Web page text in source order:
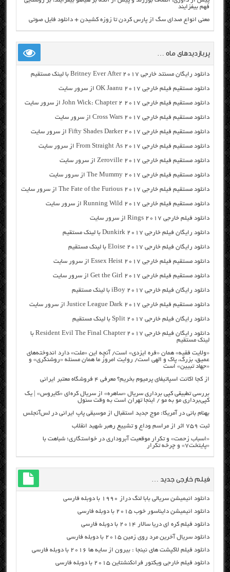
فهم بیفزایند
معنی انواع صدای سگ از پارس کردن تا زوزه کشیدن + دانلود فایل صوتی
پربازدیدهای ماه …
دانلود رایگان مسنتد خارجی Britney Ever After 2017 با لینک مستقیم
دانلود مستقیم فیلم خارجی OK Jaanu 2017 از سرور سایت
دانلود مستقیم فیلم خارجی John Wick: Chapter 2 2017 از سرور سایت
دانلود مستقیم فیلم خارجی Cross Wars 2017 از سرور سایت
دانلود مستقیم فیلم خارجی Fifty Shades Darker 2017 از سرور سایت
دانلود مستقیم فیلم خارجی From Straight As 2017 از سرور سایت
دانلود مستقیم فیلم خارجی Zeroville 2017 از سرور سایت
دانلود مستقیم فیلم خارجی The Mummy 2017 از سرور سایت
دانلود مستقیم فیلم خارجی The Fate of the Furious 2017 از سرور سایت
دانلود مستقیم فیلم خارجی Running Wild 2017 از سرور سایت
دانلود فیلم خارجی Rings 2017 از سرور سایت
دانلود رایگان فیلم خارجی Dunkirk 2017 با لینک مستقیم
دانلود رایگان فیلم خارجی Eloise 2017 با لینک مستقیم
دانلود مستقیم فیلم خارجی Essex Heist 2017 از سرور سایت
دانلود مستقیم فیلم خارجی Get the Girl 2017 از سرور سایت
دانلود رایگان فیلم خارجی iBoy 2017 با لینک مستقیم
دانلود مستقیم فیلم خارجی Justice League Dark 2017 از سرور سایت
دانلود رایگان فیلم خارجی Split 2017 با لینک مستقیم
دانلود رایگان فیلم خارجی Resident Evil The Final Chapter 2017 با
لینک مستقیم
«ولایت فقیه» همان «فره ایزدی» است/ آنچه این «ملت» دارد اندوخته‌های
عمیق، بزرگ، پاک و الهی است/ روایت امروز ما همان مسئله «روشنگری» و
«جهاد تبیین» است
از کجا اکانت اسپاتیفای پرمیوم بخریم؟ معرفی ۴ فروشگاه معتبر ایرانی
بررسی تطبیقی کپی برداری سریال «ساهره» از سریال کره‌ای «کایروس» | یک
کپی‌برداری مو به مو / اینجا تهران است به وقت سئول
بهنام بانی در آمریکا: موج جدید استقبال از موسیقی پاپ ایرانی در لس‌آنجلس
ثبت ۷۵۹ اثر از مراسم وداع و تشییع رهبر شهید انقلاب
«اسباب زحمت» و تکرار موقعیت آبروداری در خواستگاری؛ شباهت با
«پایتخت۷» و چرخه تکرار
فیلم خارجی جدید …
دانلود انیمیشن سریالی بابا لنگ دراز ۱۹۹۰ با دوبله فارسی
دانلود انیمیشن دایناسور خوب ۲۰۱۵ با دوبله فارسی
دانلود فیلم کره ای دریا سالار ۲۰۱۴ با دوبله فارسی
دانلود سریال آخرین مرد روی زمین ۲۰۱۵ با دوبله فارسی
دانلود فیلم لاکپشت های نینجا : بیرون از سایه ها ۲۰۱۶ با دوبله فارسی
دانلود فیلم خارجی ویکتور فرانکنشتاین ۲۰۱۵ با دوبله فارسی